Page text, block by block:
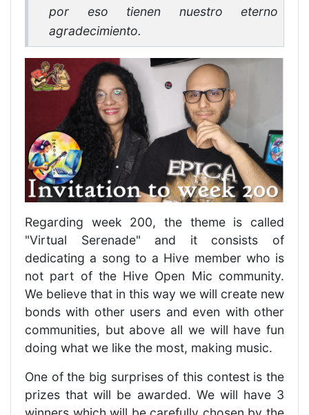
por eso tienen nuestro eterno
agradecimiento.
Regarding week 200, the theme is called
"Virtual Serenade" and it consists of
dedicating a song to a Hive member who is
not part of the Hive Open Mic community.
We believe that in this way we will create new
bonds with other users and even with other
communities, but above all we will have fun
doing what we like the most, making music.
One of the big surprises of this contest is the
prizes that will be awarded. We will have 3